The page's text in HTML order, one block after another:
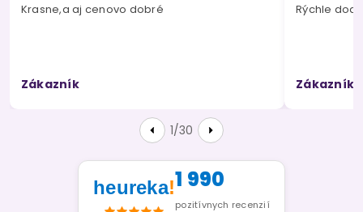
Krasne,a aj cenovo dobré
Zákazník
Rýchle
Zákazník
1/30
heureka!1 990
pozitívnych recenzií